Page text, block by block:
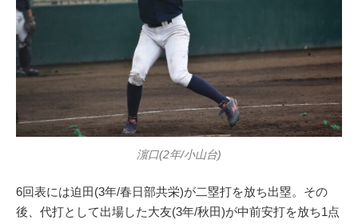
濵口(2年/小山台)
6回表には迫田(3年/春日部共栄)が二塁打を放ち出塁。その
後、代打として出場した大友(3年/秋田)が中前安打を放ち1点